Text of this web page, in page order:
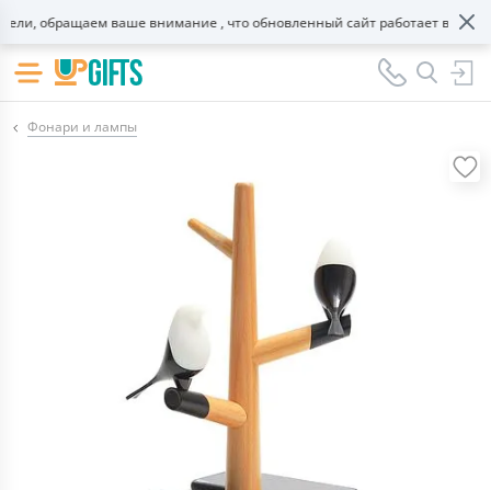
обращаем ваше внимание , что обновленный сайт работает в
Фонари и лампы